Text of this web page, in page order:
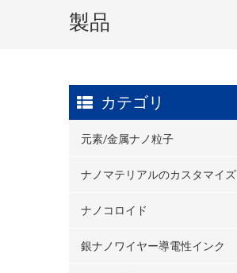
製品
カテゴリ
元素/金属ナノ粒子
ナノマテリアルのカスタマイズ
ナノコロイド
銀ナノワイヤー導電性インク